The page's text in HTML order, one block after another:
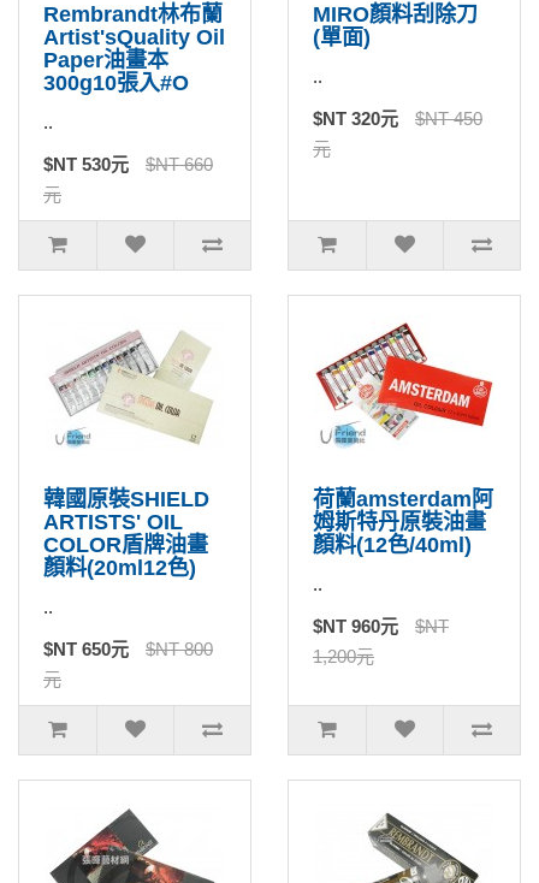
Rembrandt林布蘭
Artist'sQuality Oil
Paper油畫本
300g10張入#O
..
$NT 530元
$NT 660
元
MIRO顏料刮除刀
(單面)
..
$NT 320元
$NT 450
元
韓國原裝SHIELD
ARTISTS' OIL
COLOR盾牌油畫
顏料(20ml12色)
..
$NT 650元
$NT 800
元
荷蘭amsterdam阿
姆斯特丹原裝油畫
顏料(12色/40ml)
..
$NT 960元
$NT
1,200元